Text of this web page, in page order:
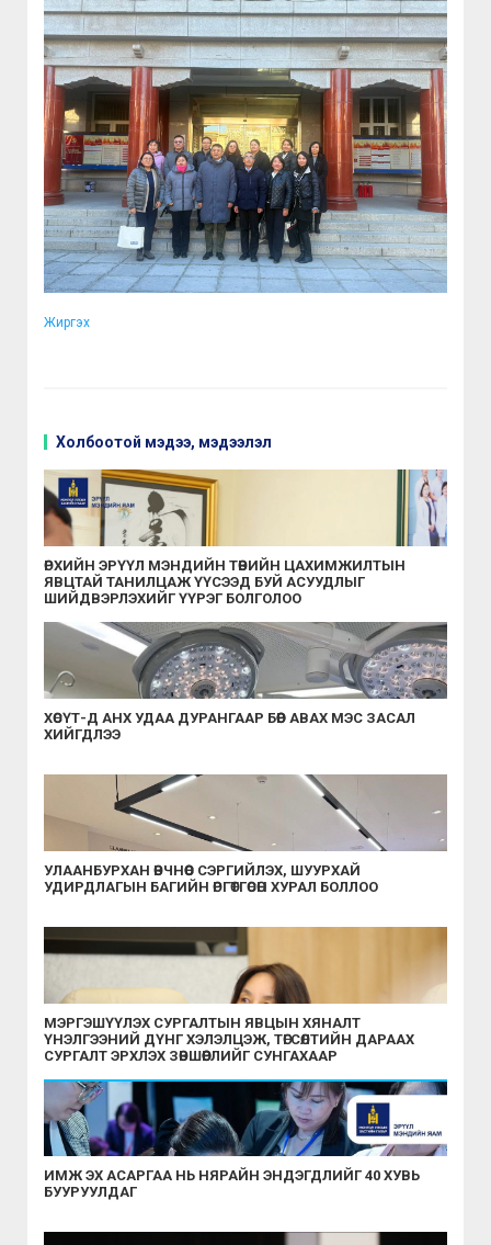
Жиргэх
Холбоотой мэдээ, мэдээлэл
ӨРХИЙН ЭРҮҮЛ МЭНДИЙН ТӨВИЙН ЦАХИМЖИЛТЫН
ЯВЦТАЙ ТАНИЛЦАЖ ҮҮСЭЭД БУЙ АСУУДЛЫГ
ШИЙДВЭРЛЭХИЙГ ҮҮРЭГ БОЛГОЛОО
ХӨСҮТ-Д АНХ УДАА ДУРАНГААР БӨӨР АВАХ МЭС ЗАСАЛ
ХИЙГДЛЭЭ
УЛААНБУРХАН ӨВЧНӨӨС СЭРГИЙЛЭХ, ШУУРХАЙ
УДИРДЛАГЫН БАГИЙН ӨРГӨТГӨСӨН ХУРАЛ БОЛЛОО
МЭРГЭШҮҮЛЭХ СУРГАЛТЫН ЯВЦЫН ХЯНАЛТ
ҮНЭЛГЭЭНИЙ ДҮНГ ХЭЛЭЛЦЭЖ, ТӨГСӨЛТИЙН ДАРААХ
СУРГАЛТ ЭРХЛЭХ ЗӨВШӨӨРЛИЙГ СУНГАХААР
ИМЖ ЭХ АСАРГАА НЬ НЯРАЙН ЭНДЭГДЛИЙГ 40 ХУВЬ
БУУРУУЛДАГ